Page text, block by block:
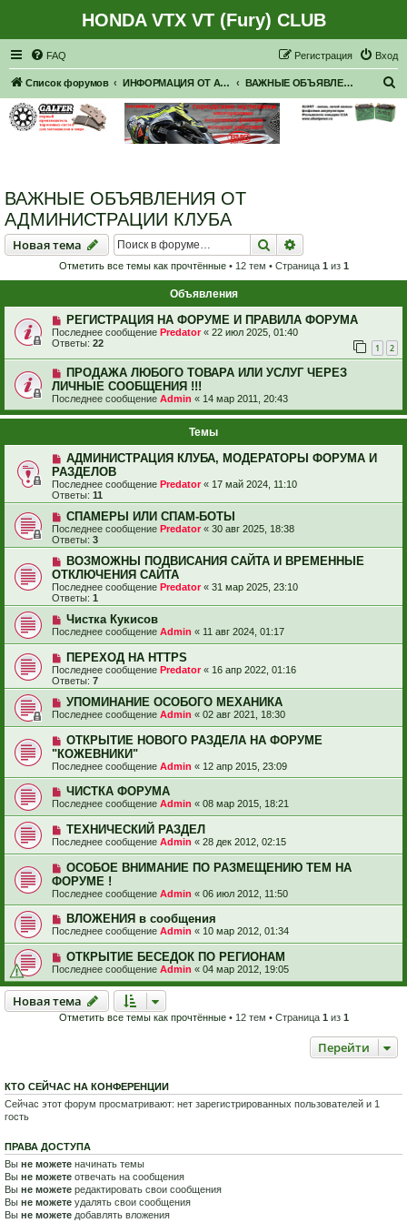
HONDA VTX VT (Fury) CLUB
FAQ Вход
Регистрация
Список форумов ИНФОРМАЦИЯ ОТ АДМИНИСТРАЦИИ ВАЖНЫЕ ОБЪЯВЛЕНИЯ ОТ АДМИНИСТРАЦИИ КЛУБА
ВАЖНЫЕ ОБЪЯВЛЕНИЯ ОТ
АДМИНИСТРАЦИИ КЛУБА
Новая тема
Новаятема Поиск
Отметить все темы как прочтённые• 12 тем • Страница 1 из 1
Объявления
РЕГИСТРАЦИЯ НА ФОРУМЕ И ПРАВИЛА ФОРУМА
Последнее сообщение Predator« 22 июл 2025, 01:40
Ответы: 22 1 2
ПРОДАЖА ЛЮБОГО ТОВАРА ИЛИ УСЛУГ ЧЕРЕЗ
ЛИЧНЫЕ СООБЩЕНИЯ !!!
Последнее сообщение Admin « 14 мар 2011, 20:43
Темы
АДМИНИСТРАЦИЯ КЛУБА, МОДЕРАТОРЫ ФОРУМА И
РАЗДЕЛОВ
Последнее сообщение Predator« 17 май 2024, 11:10
Ответы: 11
СПАМЕРЫ ИЛИ СПАМ-БОТЫ
Последнее сообщение Predator« 30 авг 2025, 18:38
Ответы: 3
ВОЗМОЖНЫ ПОДВИСАНИЯ САЙТА И ВРЕМЕННЫЕ
ОТКЛЮЧЕНИЯ САЙТА
Последнее сообщение Predator« 31 мар 2025, 23:10
Ответы: 1
Чистка Кукисов
Последнее сообщение Admin « 11 авг 2024, 01:17
ПЕРЕХОД НА HTTPS
Последнее сообщение Predator« 16 апр 2022, 01:16
Ответы: 7
УПОМИНАНИЕ ОСОБОГО МЕХАНИКА
Последнее сообщение Admin « 02 авг 2021, 18:30
ОТКРЫТИЕ НОВОГО РАЗДЕЛА НА ФОРУМЕ
"КОЖЕВНИКИ"
Последнее сообщение Admin « 12 апр 2015, 23:09
ЧИСТКА ФОРУМА
Последнее сообщение Admin « 08 мар 2015, 18:21
ТЕХНИЧЕСКИЙ РАЗДЕЛ
Последнее сообщение Admin « 28 дек 2012, 02:15
ОСОБОЕ ВНИМАНИЕ ПО РАЗМЕЩЕНИЮ ТЕМ НА
ФОРУМЕ !
Последнее сообщение Admin « 06 июл 2012, 11:50
ВЛОЖЕНИЯ в сообщения
Последнее сообщение Admin « 10 мар 2012, 01:34
ОТКРЫТИЕ БЕСЕДОК ПО РЕГИОНАМ
Последнее сообщение Admin « 04 мар 2012, 19:05
Новая тема
Новаятема
Отметить все темы как прочтённые• 12 тем • Страница 1из 1
Перейти
КТО СЕЙЧАС НА КОНФЕРЕНЦИИ
Сейчас этот форум просматривают: нет зарегистрированных пользователей и 1
гость
ПРАВА ДОСТУПА
Вы не можете начинать темы
Вы не можете отвечать на сообщения
Вы не можете редактировать свои сообщения
Вы не можете удалять свои сообщения
Вы не можете добавлять вложения